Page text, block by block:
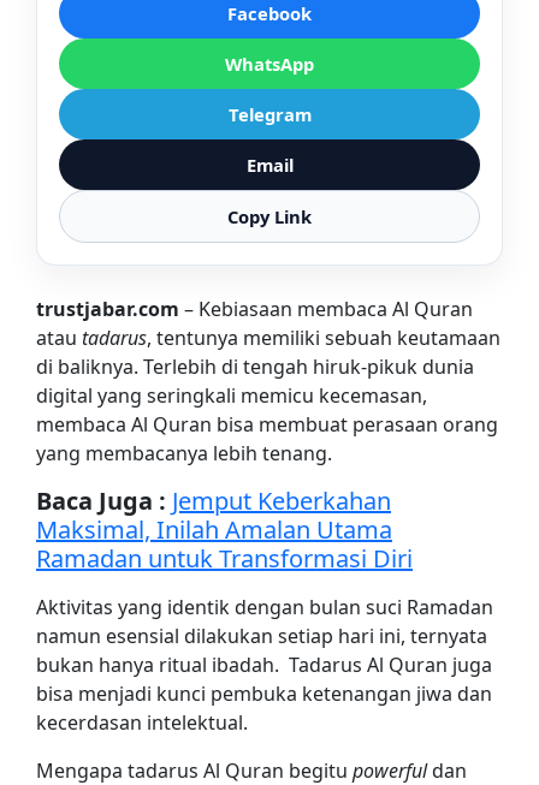
Facebook
WhatsApp
Telegram
Email
Copy Link
trustjabar.com – Kebiasaan membaca Al Quran
atau tadarus, tentunya memiliki sebuah keutamaan
di baliknya. Terlebih di tengah hiruk-pikuk dunia
digital yang seringkali memicu kecemasan,
membaca Al Quran bisa membuat perasaan orang
yang membacanya lebih tenang.
Baca Juga : Jemput Keberkahan
Maksimal, Inilah Amalan Utama
Ramadan untuk Transformasi Diri
Aktivitas yang identik dengan bulan suci Ramadan
namun esensial dilakukan setiap hari ini, ternyata
bukan hanya ritual ibadah. Tadarus Al Quran juga
bisa menjadi kunci pembuka ketenangan jiwa dan
kecerdasan intelektual.
Mengapa tadarus Al Quran begitu powerfuldan